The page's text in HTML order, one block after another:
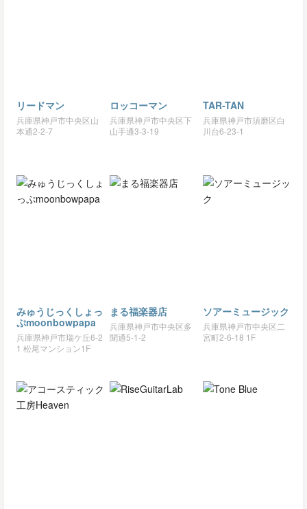
リードマン
兵庫県神戸市中央区山
本通2-2-7
ロッコーマン
兵庫県神戸市中央区下
山手通3-3-19
TAR-TAN
兵庫県神戸市須磨区白
川台6-23-1
みゅうじっくしょっ
ぷmoonbowpapa
兵庫県神戸市瑞ケ丘6-2
1 松尾マンション1F
まる福楽器店
兵庫県神戸市中央区多
聞通5-1-2
ソアーミュージック
兵庫県神戸市中央区二
宮町2-6-18 1F